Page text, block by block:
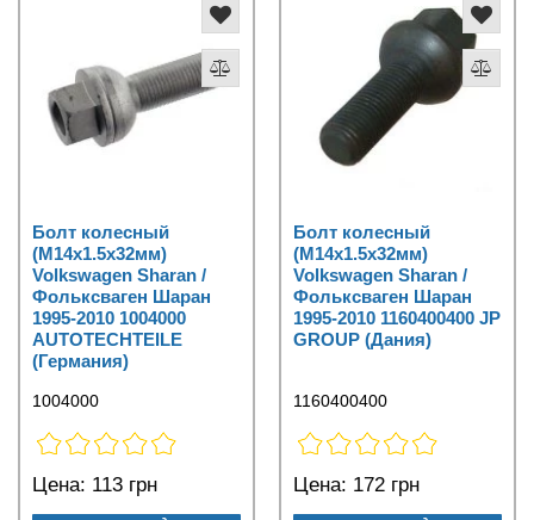
Болт колесный
(M14x1.5x32мм)
Volkswagen Sharan /
Фольксваген Шаран
1995-2010 1004000
AUTOTECHTEILE
(Германия)
1004000
Цена: 113 грн
Болт колесный
(M14x1.5x32мм)
Volkswagen Sharan /
Фольксваген Шаран
1995-2010 1160400400 JP
GROUP (Дания)
1160400400
Цена: 172 грн